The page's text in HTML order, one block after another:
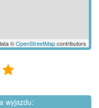
©OpenStreetMapcontributors
wyjazdu: